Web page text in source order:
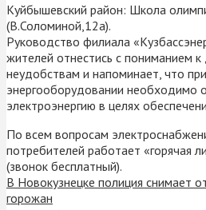
Куйбышевский район: Школа
(В.Соломиной,12а).
Руководство филиала
жителей отнестись с пониманием
неудобствам и напоминает, что
энергооборудовании необходимо
электроэнергию в целях
По всем вопросам
потребителей работает «горячая
(звонок бесплатный).
В Новокузнецке полиция снимает
горожан